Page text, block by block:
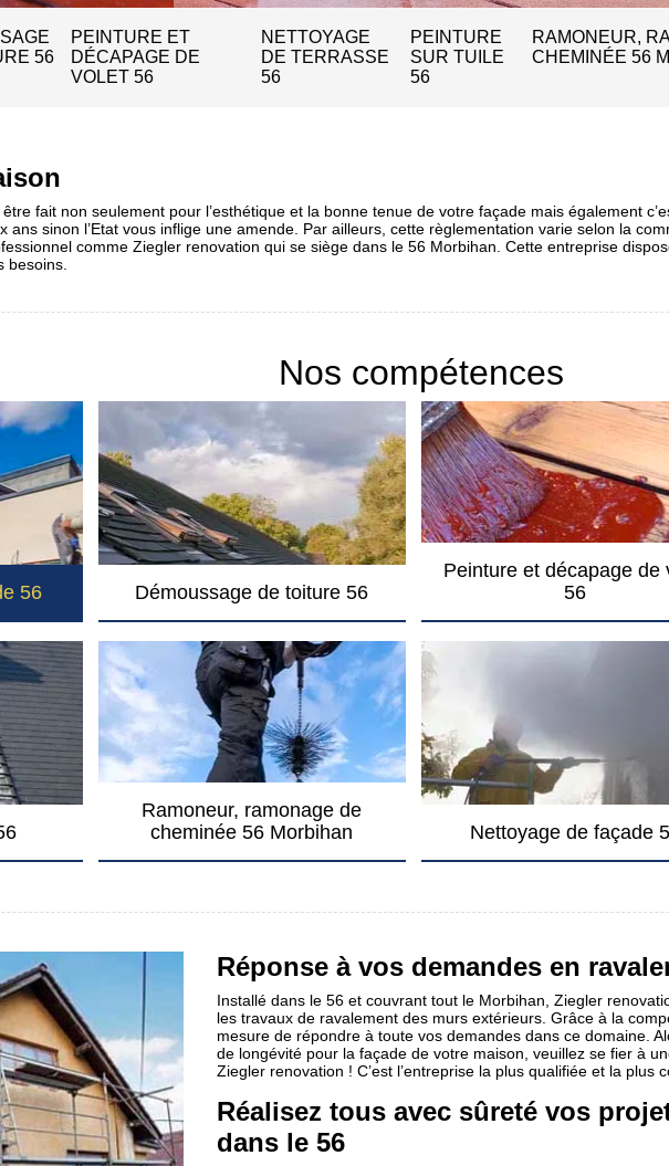
56
PEINTURE ET
DÉCAPAGE DE
VOLET 56
NETTOYAGE
DE TERRASSE
56
PEINTURE
SUR TUILE
56
RAMONEUR,
CHEMINÉE 56
fait non seulement pour l’esthétique et la bonne tenue de votre façade mais également
ans sinon l’Etat vous inflige une amende. Par ailleurs, cette règlementation varie selon la
comme Ziegler renovation qui se siège dans le 56 Morbihan. Cette entreprise
besoins.
Nos compétences
56 Démoussage de toiture 56
Peinture et décapage de
56
Ramoneur, ramonage de
cheminée 56 Morbihan
Nettoyage de façade
Réponse à vos demandes en
Installé dans le 56 et couvrant tout le Morbihan, Ziegler
les travaux de ravalement des murs extérieurs. Grâce à la
mesure de répondre à toute vos demandes dans ce domaine.
de longévité pour la façade de votre maison, veuillez se fier à
Ziegler renovation ! C’est l’entreprise la plus qualifiée et la plus
Réalisez tous avec sûreté vos
dans le 56